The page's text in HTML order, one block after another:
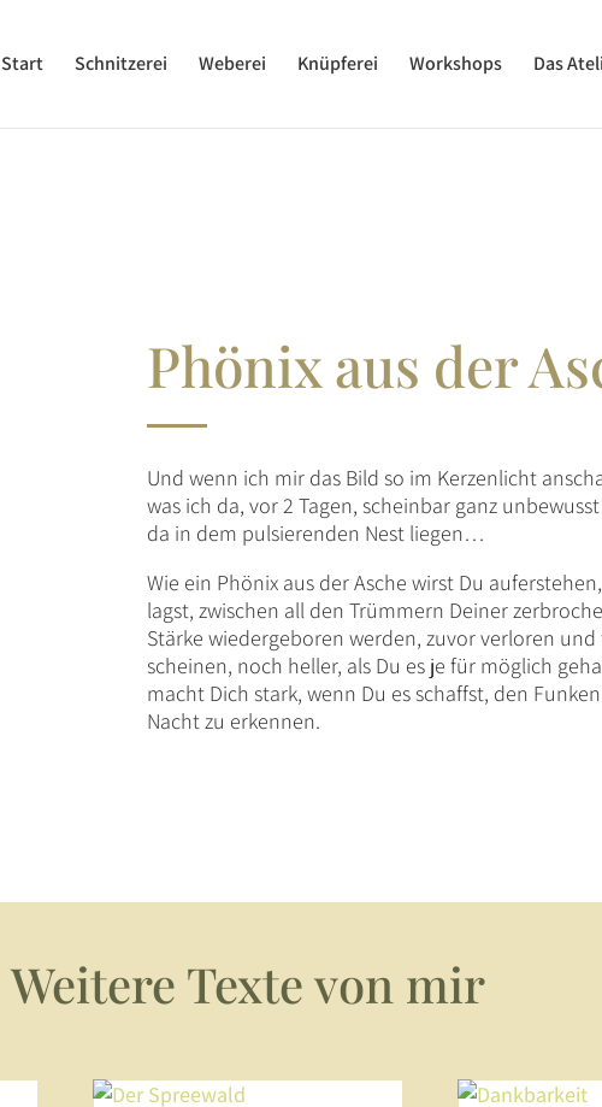
Start Schnitzerei Weberei Knüpferei Workshops Das
Phönix aus der
Und wenn ich mir das Bild so im Kerzenlicht
was ich da, vor 2 Tagen, scheinbar ganz
da in dem pulsierenden Nest liegen…
Wie ein Phönix aus der Asche wirst Du
lagst, zwischen all den Trümmern Deiner
Stärke wiedergeboren werden, zuvor verloren
scheinen, noch heller, als Du es je für möglich
macht Dich stark, wenn Du es schaffst, den
Nacht zu erkennen.
Weitere Texte von mir